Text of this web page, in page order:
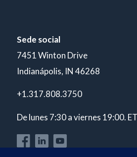
Sede social
7451 Winton Drive
Indianápolis, IN 46268
+1.317.808.3750
De lunes 7:30 a viernes 19:00. ET